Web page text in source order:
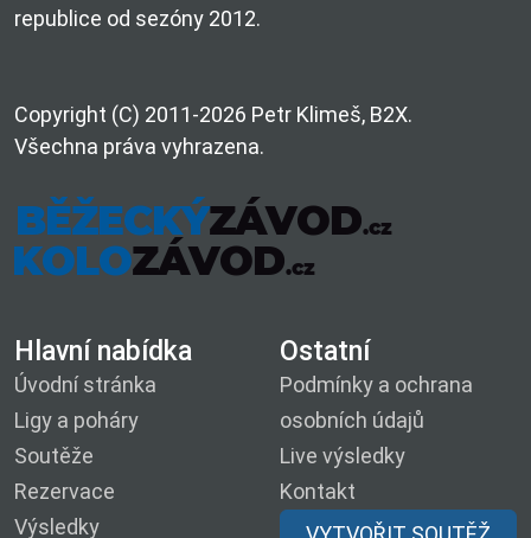
republice od sezóny 2012.
Copyright (C) 2011-2026 Petr Klimeš, B2X.
Všechna práva vyhrazena.
Hlavní nabídka
Úvodní stránka
Ligy a poháry
Soutěže
Rezervace
Výsledky
Ostatní
Podmínky a ochrana
osobních údajů
Live výsledky
Kontakt